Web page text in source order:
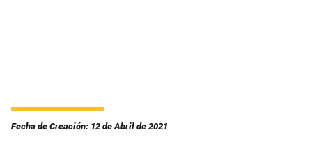
Fecha de Creación: 12 de Abril de 2021